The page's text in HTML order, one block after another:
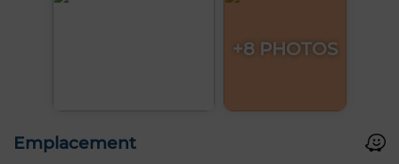
+8 PHOTOS
Emplacement